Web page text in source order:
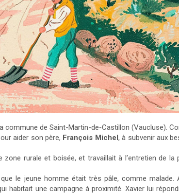
commune de Saint-Martin-de-Castillon (Vaucluse).
aider son père, François Michel, à subvenir aux
rurale et boisée, et travaillait à l’entretien de la
le jeune homme était très pâle, comme malade.
habitait une campagne à proximité. Xavier lui